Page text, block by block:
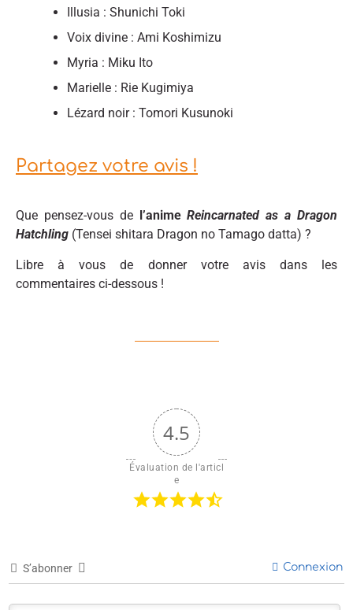
Illusia : Shunichi ‌Toki
Voix divine : Ami ‌Koshimizu
Myria : Miku ‌Ito
Marielle : Rie Kugimiya
Lézard noir : Tomori Kusunoki
Partagez votre avis !
Que pensez-vous del’animeReincarnated as a Dragon
Hatchling (Tensei shitara Dragon no Tamago datta) ?
Libre à vous de donner votre avis dans les
commentaires ci-dessous !
4.5
Évaluation de l'articl
e
S’abonner Connexion